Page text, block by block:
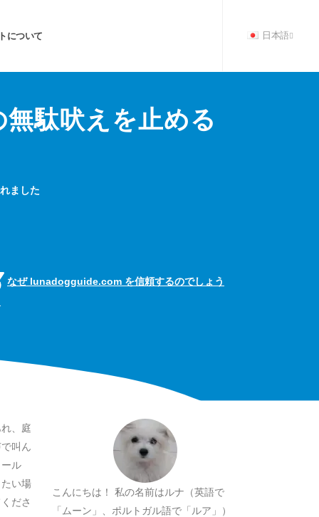
について 日本語
駄吠えを止める
ました
なぜ lunadogguide.com を信頼するのでしょう
、庭
叫ん
ル
い場
ださ
こんにちは！ 私の名前はルナ（英語で
「ムーン」、ポルトガル語で「ルア」）